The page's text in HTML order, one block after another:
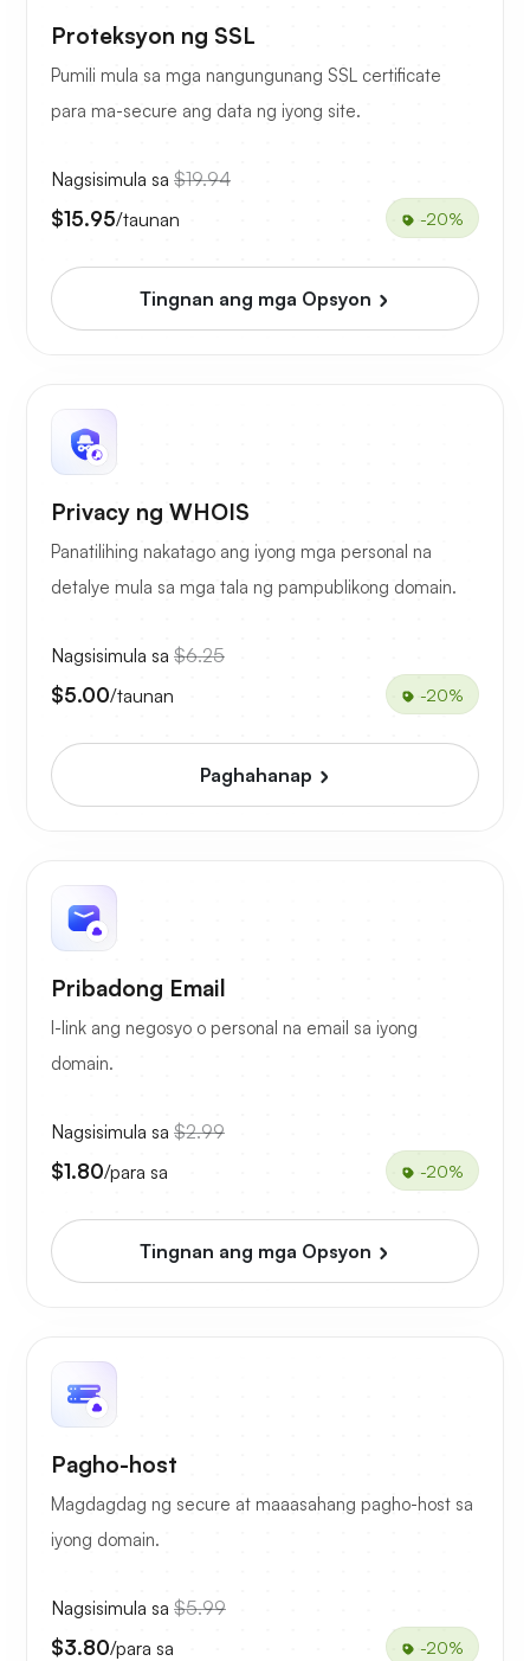
Proteksyon ng SSL
Pumili mula sa mga nangungunang SSL certificate
para ma-secure ang data ng iyong site.
Nagsisimula sa $19.94
$15.95/taunan -20%
Tingnan ang mga Opsyon
Privacy ng WHOIS
Panatilihing nakatago ang iyong mga personal na
detalye mula sa mga tala ng pampublikong domain.
Nagsisimula sa $6.25
$5.00/taunan -20%
Paghahanap
Pribadong Email
I-link ang negosyo o personal na email sa iyong
domain.
Nagsisimula sa $2.99
$1.80/para sa -20%
Tingnan ang mga Opsyon
Pagho-host
Magdagdag ng secure at maaasahang pagho-host sa
iyong domain.
Nagsisimula sa $5.99
$3.80/para sa -20%